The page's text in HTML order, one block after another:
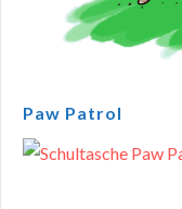
Paw Patrol